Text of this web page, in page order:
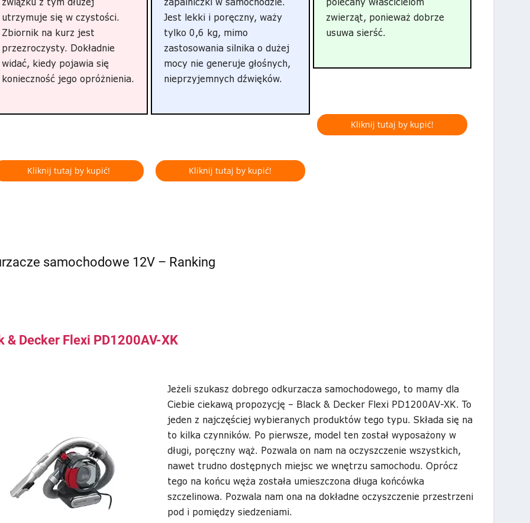
utrzymuje się w czystości.
Zbiornik na kurz jest
przezroczysty. Dokładnie
widać, kiedy pojawia się
konieczność jego opróżnienia.
Kliknij tutaj by kupić!
Jest lekki i poręczny, waży
tylko 0,6 kg, mimo
zastosowania silnika o dużej
mocy nie generuje głośnych,
nieprzyjemnych dźwięków.
Kliknij tutaj by kupić!
zwierząt, ponieważ dobrze
usuwa sierść.
Kliknij tutaj by kupić!
samochodowe 12V – Ranking
& Decker Flexi PD1200AV-XK
Jeżeli szukasz dobrego odkurzacza samochodowego, to mamy dla
Ciebie ciekawą propozycję – Black & Decker Flexi PD1200AV-XK. To
jeden z najczęściej wybieranych produktów tego typu. Składa się na
to kilka czynników. Po pierwsze, model ten został wyposażony w
długi, poręczny wąż. Pozwala on nam na oczyszczenie wszystkich,
nawet trudno dostępnych miejsc we wnętrzu samochodu. Oprócz
tego na końcu węża została umieszczona długa końcówka
szczelinowa. Pozwala nam ona na dokładne oczyszczenie przestrzeni
pod i pomiędzy siedzeniami.